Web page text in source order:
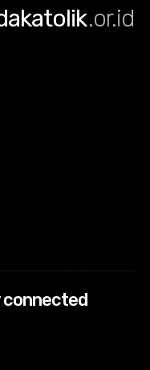
.or.id
connected